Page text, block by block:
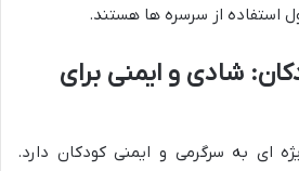
استفاده از سرسره ها هستند.
شادی و ایمنی برای
ای به سرگرمی و ایمنی کودکان دارد.